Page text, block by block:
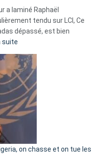
fake
news
»
a laminé Raphaël
tendu sur LCI, Ce
dépassé, est bien
suite
Tegnér
exulte
« Zemmour
a
tout
parle
on chasse et on tue les